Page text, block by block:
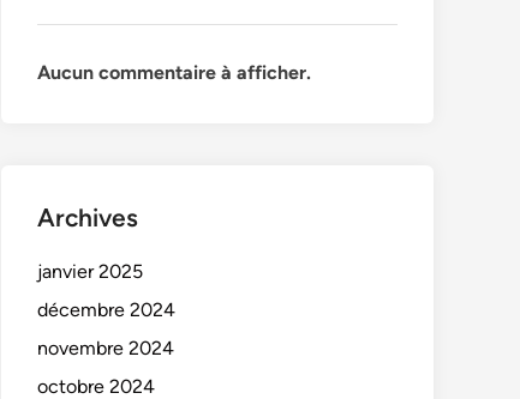
Aucun commentaire à afficher.
Archives
janvier 2025
décembre 2024
novembre 2024
octobre 2024